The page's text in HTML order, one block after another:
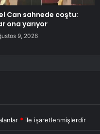
Can sahnede coştu:
ona yarıyor
9, 2026
* ile işaretlenmişlerdir